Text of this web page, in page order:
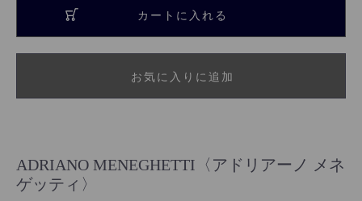
カートに入れる
お気に入りに追加
ADRIANO MENEGHETTI〈アドリアーノ メネ
ゲッティ〉